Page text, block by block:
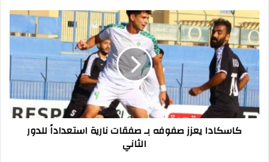
كاسكادا
يعزز
صفوفه
بـ
صفقات
نارية
استعداداً
للدور
الثاني
كاسكادا يعزز صفوفه بـ صفقات نارية استعداداً للدور
الثاني